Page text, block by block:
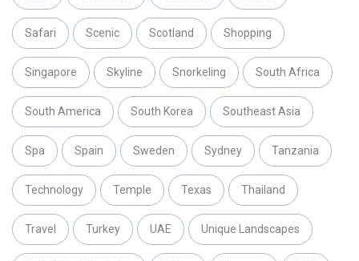
Safari Scenic Scotland Shopping
Singapore Skyline Snorkeling South Africa
South America South Korea Southeast Asia
Spa Spain Sweden Sydney Tanzania
Technology Temple Texas Thailand
Travel Turkey UAE Unique Landscapes